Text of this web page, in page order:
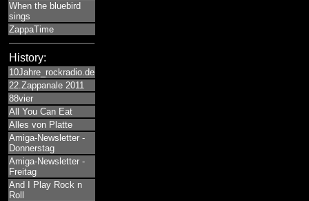
When the bluebird
sings
ZappaTime
History:
10Jahre_rockradio.de
22.Zappanale 2011
88vier
All You Can Eat
Alles von Platte
Amiga-Newsletter -
Donnerstag
Amiga-Newsletter -
Freitag
And I Play Rock n
Roll